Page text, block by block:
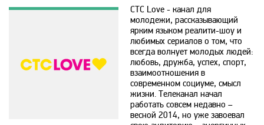
2х2
СТС Love - канал для
молодежи, рассказывающий
ярким языком реалити-шоу и
любимых сериалов о том, что
всегда волнует молодых людей:
любовь, дружба, успех, спорт,
взаимоотношения в
современном социуме, смысл
жизни. Телеканал начал
работать совсем недавно –
весной 2014, но уже завоевал